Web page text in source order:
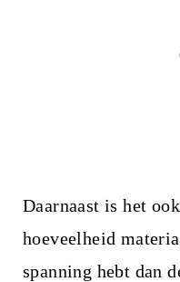
Daarnaast is het
hoeveelheid
spanning hebt dan